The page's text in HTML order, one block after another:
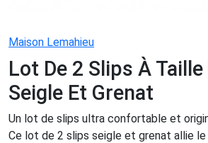
Maison Lemahieu
Lot De 2 Slips À
Seigle Et Grenat
Un lot de slips ultra confortable et
Ce lot de 2 slips seigle et grenat allie